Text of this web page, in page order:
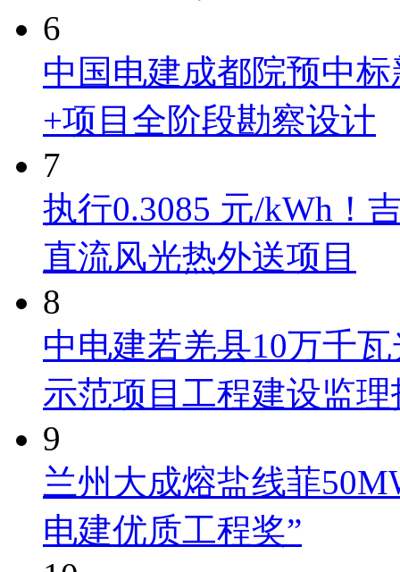
6
中国电建成都院预中
+项目全阶段勘察设计
7
执行0.3085 元/kWh！
直流风光热外送项目
8
中电建若羌县10万千
示范项目工程建设监理
9
兰州大成熔盐线菲
电建优质工程奖”